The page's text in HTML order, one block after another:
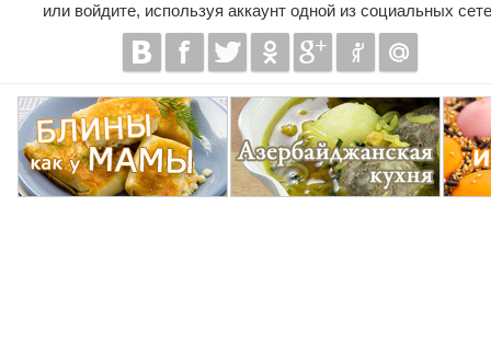
или войдите, используя аккаунт одной из социальных